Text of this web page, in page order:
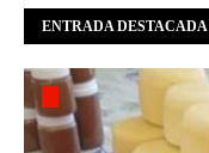
ENTRADA DESTACADA